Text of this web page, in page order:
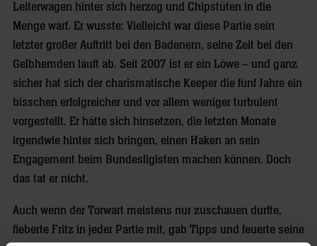
Leiterwagen hinter sich herzog und Chipstüten in die
Menge warf. Er wusste: Vielleicht war diese Partie sein
letzter großer Auftritt bei den Badenern, seine Zeit bei den
Gelbhemden läuft ab. Seit 2007 ist er ein Löwe – und ganz
sicher hat sich der charismatische Keeper die fünf Jahre ein
bisschen erfolgreicher und vor allem weniger turbulent
vorgestellt. Er hätte sich hinsetzen, die letzten Monate
irgendwie hinter sich bringen, einen Haken an sein
Engagement beim Bundesligisten machen können. Doch
das tat er nicht.
Auch wenn der Torwart meistens nur zuschauen durfte,
fieberte Fritz in jeder Partie mit, gab Tipps und feuerte seine